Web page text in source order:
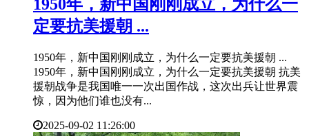
​1950年，新中国刚刚成立，为什么一
定要抗美援朝 ...
1950年，新中国刚刚成立，为什么一定要抗美援朝 ...
1950年，新中国刚刚成立，为什么一定要抗美援朝 抗美
援朝战争是我国唯一一次出国作战，这次出兵让世界震
惊，因为他们谁也没有...
2025-09-02 11:26:00